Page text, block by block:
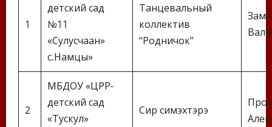
1
детский сад
№11
«Сулусчаан»
с.Намцы»
Танцевальный
коллектив
“Родничок”
2
МБДОУ «ЦРР-
детский сад
«Тускул»
Сир симэхтэрэ